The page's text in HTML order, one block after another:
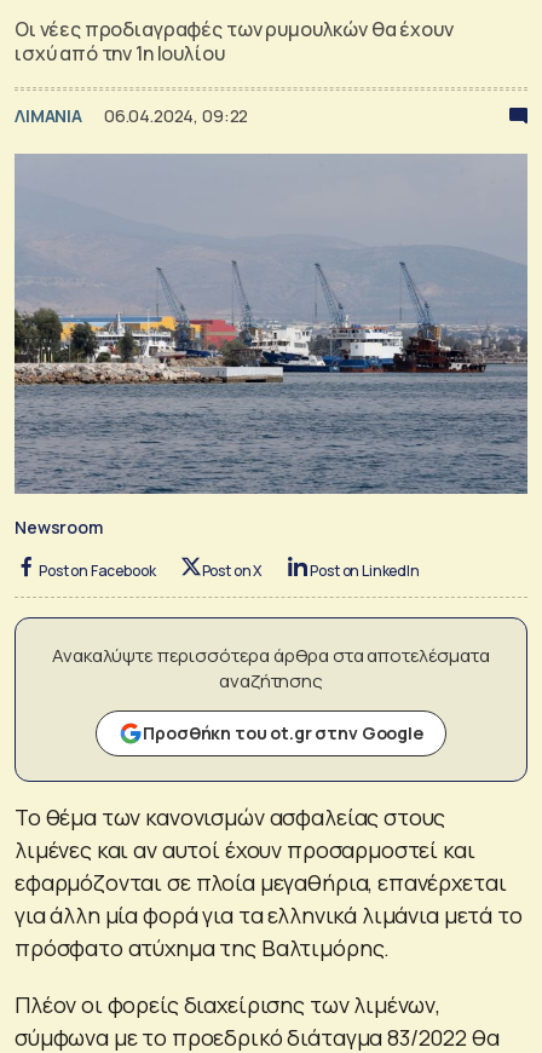
Οι νέες προδιαγραφές των ρυμουλκών θα έχουν
ισχύ από την 1η Ιουλίου
ΛΙΜΑΝΙΑ 06.04.2024, 09:22
Newsroom
Post on Facebook Post on X Post on LinkedIn
Ανακαλύψτε περισσότερα άρθρα στα αποτελέσματα
αναζήτησης
Προσθήκη του ot.gr στην Google
Το θέμα των κανονισμών ασφαλείας στους
λιμένες και αν αυτοί έχουν προσαρμοστεί και
εφαρμόζονται σε πλοία μεγαθήρια, επανέρχεται
για άλλη μία φορά για τα ελληνικά λιμάνια μετά το
πρόσφατο ατύχημα της Βαλτιμόρης.
Πλέον οι φορείς διαχείρισης των λιμένων,
σύμφωνα με το προεδρικό διάταγμα 83/2022 θα